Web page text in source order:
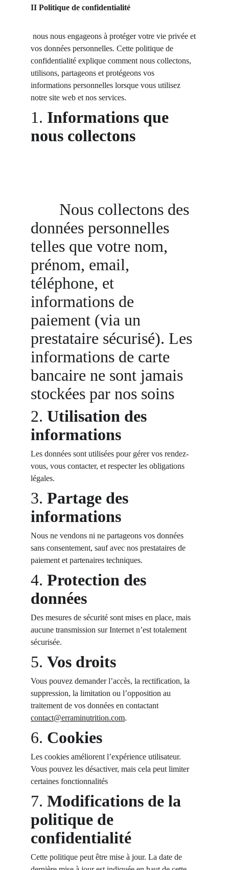
II Politique de confidentialité
vos données personnelles. Cette politique de
confidentialité explique comment nous collectons,
utilisons, partageons et protégeons vos
informations personnelles lorsque vous utilisez
notre site web et nos services.
1. Informations que
nous collectons
Nous collectons des
données personnelles
telles que votre nom,
prénom, email,
téléphone, et
informations de
paiement (via un
prestataire sécurisé). Les
informations de carte
bancaire ne sont jamais
stockées par nos soins
2. Utilisation des
informations
Les données sont utilisées pour gérer vos rendez-
vous, vous contacter, et respecter les obligations
légales.
3. Partage des
informations
Nous ne vendons ni ne partageons vos données
sans consentement, sauf avec nos prestataires de
paiement et partenaires techniques.
4. Protection des
données
Des mesures de sécurité sont mises en place, mais
aucune transmission sur Internet n’est totalement
sécurisée.
5. Vos droits
Vous pouvez demander l’accès, la rectification, la
suppression, la limitation ou l’opposition au
traitement de vos données en contactant
contact@erraminutrition.com.
6. Cookies
Les cookies améliorent l’expérience utilisateur.
Vous pouvez les désactiver, mais cela peut limiter
certaines fonctionnalités
7. Modifications de la
politique de
confidentialité
Cette politique peut être mise à jour. La date de